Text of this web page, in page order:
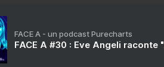
FACE A - un podcast Purecharts
FACE A #30 : Eve Angeli raconte